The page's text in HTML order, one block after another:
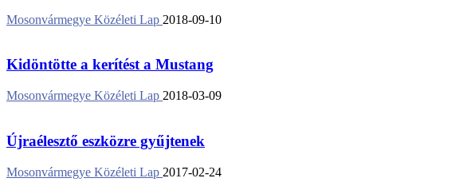
Mosonvármegye Közéleti Lap 2018-09-10
Kidöntötte a kerítést a Mustang
Mosonvármegye Közéleti Lap 2018-03-09
Újraélesztő eszközre gyűjtenek
Mosonvármegye Közéleti Lap 2017-02-24